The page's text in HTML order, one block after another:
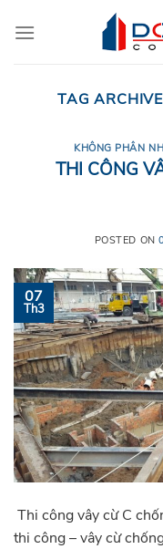
TAG
KHÔNG PHÂN
THI CÔNG
POSTED ON
07
Th3
Thi công vây cừ C
thi công – vây cừ